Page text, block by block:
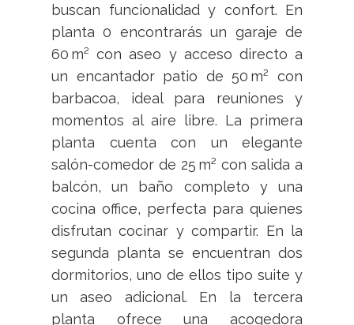
buscan funcionalidad y confort. En
planta 0 encontrarás un garaje de
60 m² con aseo y acceso directo a
un encantador patio de 50 m² con
barbacoa, ideal para reuniones y
momentos al aire libre. La primera
planta cuenta con un elegante
salón-comedor de 25 m² con salida a
balcón, un baño completo y una
cocina office, perfecta para quienes
disfrutan cocinar y compartir. En la
segunda planta se encuentran dos
dormitorios, uno de ellos tipo suite y
un aseo adicional. En la tercera
planta ofrece una acogedora